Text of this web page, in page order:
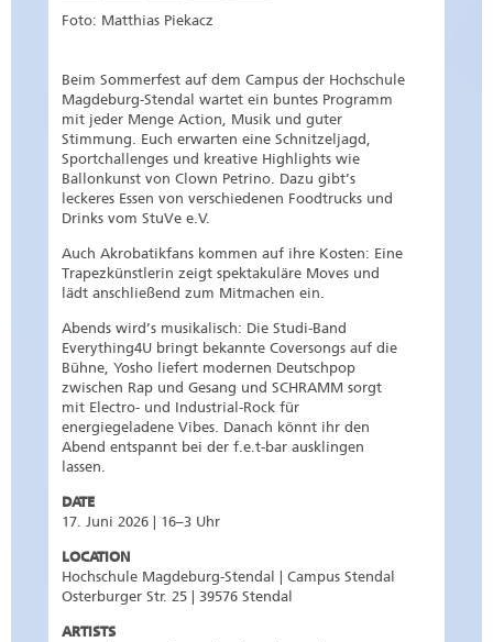
Foto: Matthias Piekacz
Beim Sommerfest auf dem Campus der Hochschule
Magdeburg-Stendal wartet ein buntes Programm
mit jeder Menge Action, Musik und guter
Stimmung. Euch erwarten eine Schnitzeljagd,
Sportchallenges und kreative Highlights wie
Ballonkunst von Clown Petrino. Dazu gibt’s
leckeres Essen von verschiedenen Foodtrucks und
Drinks vom StuVe e.V.
Auch Akrobatikfans kommen auf ihre Kosten: Eine
Trapezkünstlerin zeigt spektakuläre Moves und
lädt anschließend zum Mitmachen ein.
Abends wird’s musikalisch: Die Studi-Band
Everything4U bringt bekannte Coversongs auf die
Bühne, Yosho liefert modernen Deutschpop
zwischen Rap und Gesang und SCHRAMM sorgt
mit Electro- und Industrial-Rock für
energiegeladene Vibes. Danach könnt ihr den
Abend entspannt bei der f.e.t-bar ausklingen
lassen.
DATE
17. Juni 2026 | 16–3 Uhr
LOCATION
Hochschule Magdeburg-Stendal | Campus Stendal
Osterburger Str. 25 | 39576 Stendal
ARTISTS